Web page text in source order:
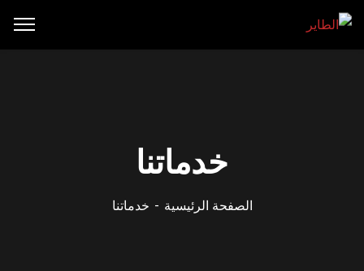
خدماتنا
الصفحة الرئيسية خدماتنا